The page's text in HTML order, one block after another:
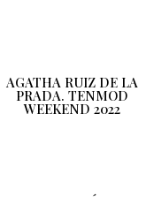
AGATHA RUIZ DE LA
PRADA. TENMOD
WEEKEND 2022